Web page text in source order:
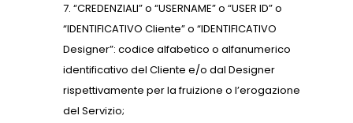
“CREDENZIALI” o “USERNAME” o “USER ID” o
“IDENTIFICATIVO Cliente” o “IDENTIFICATIVO
Designer”: codice alfabetico o alfanumerico
identificativo del Cliente e/o dal Designer
rispettivamente per la fruizione o l’erogazione
del Servizio;